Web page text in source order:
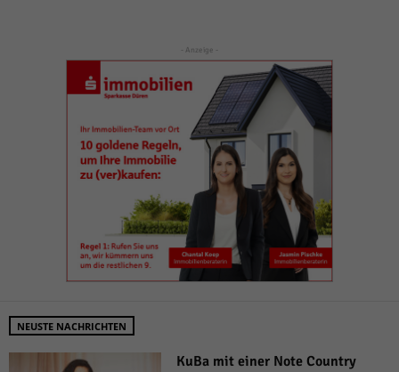
- Anzeige -
NEUSTE NACHRICHTEN
KuBa mit einer Note Country